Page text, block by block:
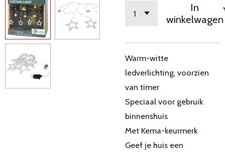
In
winkelwagen
Warm-witte
ledverlichting, voorzien
van timer
Speciaal voor gebruik
binnenshuis
Met Kema-keurmerk
Geef je huis een